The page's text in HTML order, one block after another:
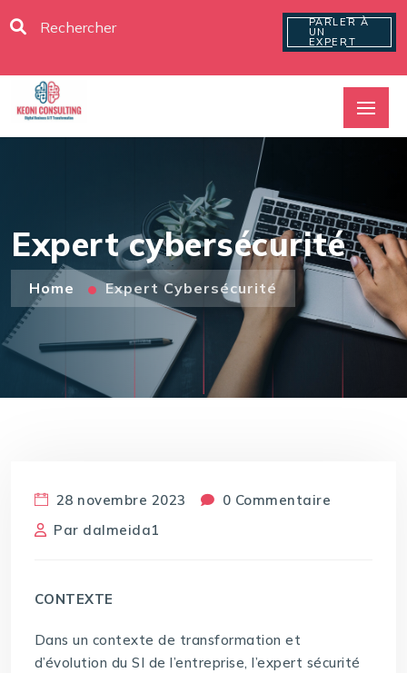
PARLER À
UN
EXPERT
Expert cybersécurité
Home Expert Cybersécurité
28 novembre 2023
0 Commentaire
Par dalmeida1
CONTEXTE
Dans un contexte de transformation et
d’évolution du SI de l’entreprise, l’expert sécurité